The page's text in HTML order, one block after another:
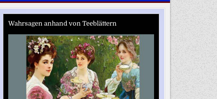
Wahrsagen anhand von Teeblättern